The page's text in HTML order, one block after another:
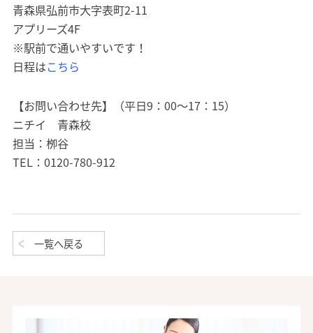
青森県弘前市大字表町2-11
アプリーズ4F
※駅前で通いやすいです！
日程はこちら
【お問い合わせ先】（平日9：00～17：15）
ニチイ 青森校
担当：栁谷
TEL：0120-780-912
一覧へ戻る